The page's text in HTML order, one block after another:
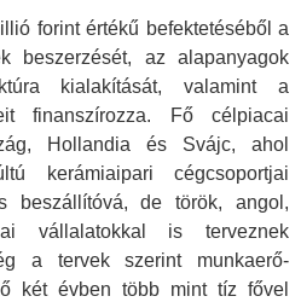
forint értékű befektetéséből a
beszerzését, az alapanyagok
kialakítását, valamint a
finanszírozza. Fő célpiacai
Hollandia és Svájc, ahol
kerámiaipari cégcsoportjai
beszállítóvá, de török, angol,
vállalatokkal is terveznek
a tervek szerint munkaerő-
két évben több mint tíz fővel